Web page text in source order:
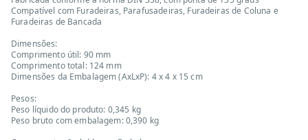
Compatível com Furadeiras, Parafusadeiras, Furadeiras de Coluna e
Furadeiras de Bancada
Dimensões:
Comprimento útil: 90 mm
Comprimento total: 124 mm
Dimensões da Embalagem (AxLxP): 4 x 4 x 15 cm
Pesos:
Peso líquido do produto: 0,345 kg
Peso bruto com embalagem: 0,390 kg